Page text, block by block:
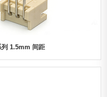
列 1.5mm 间距